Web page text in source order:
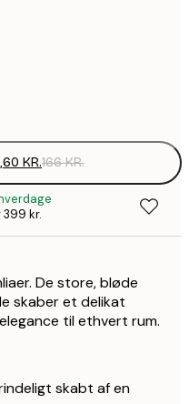
KR.166 KR.
kr.
De store, bløde
skaber et delikat
til ethvert rum.
skabt af en